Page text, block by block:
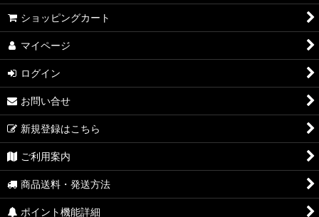
ショッピングカート
マイページ
ログイン
お問い合せ
新規登録はこちら
ご利用案内
商品送料・発送方法
ポイント機能詳細